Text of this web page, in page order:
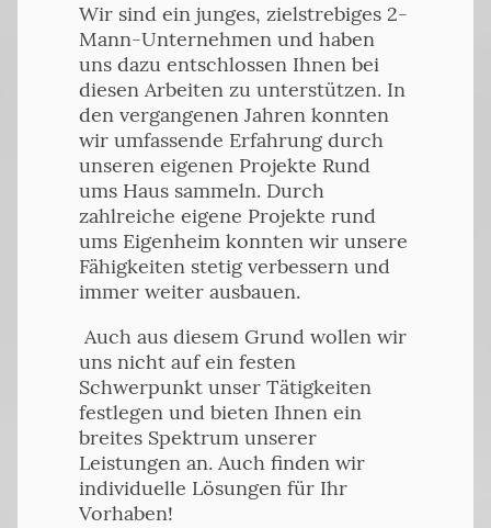
Wir sind ein junges, zielstrebiges 2-
Mann-Unternehmen und haben
uns dazu entschlossen Ihnen bei
diesen Arbeiten zu unterstützen. In
den vergangenen Jahren konnten
wir umfassende Erfahrung durch
unseren eigenen Projekte Rund
ums Haus sammeln. Durch
zahlreiche eigene Projekte rund
ums Eigenheim konnten wir unsere
Fähigkeiten stetig verbessern und
immer weiter ausbauen.
Auch aus diesem Grund wollen wir
uns nicht auf ein festen
Schwerpunkt unser Tätigkeiten
festlegen und bieten Ihnen ein
breites Spektrum unserer
Leistungen an. Auch finden wir
individuelle Lösungen für Ihr
Vorhaben!